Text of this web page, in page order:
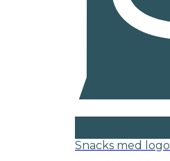
Snacks med logo